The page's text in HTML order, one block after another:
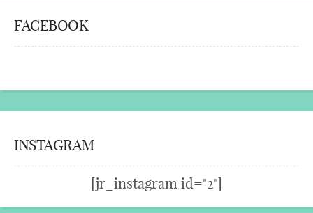
FACEBOOK
INSTAGRAM
[jr_instagram id="2"]